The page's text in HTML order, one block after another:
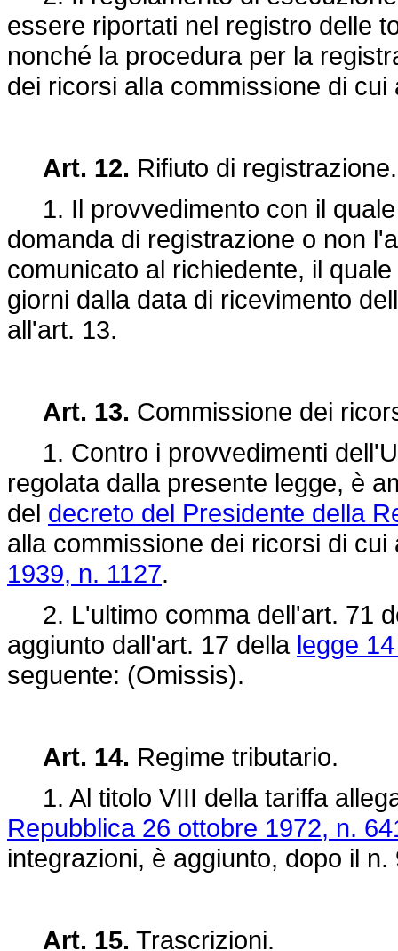
essere riportati nel registro delle
nonché la procedura per la
dei ricorsi alla commissione di cui
Art. 12. Rifiuto di registrazione.
1. Il provvedimento con il
domanda di registrazione o non
comunicato al richiedente, il
giorni dalla data di ricevimento
all'art. 13.
Art. 13. Commissione dei
1. Contro i provvedimenti
regolata dalla presente legge, è
del decreto del Presidente della
alla commissione dei ricorsi di
1939, n. 1127.
2. L'ultimo comma dell'art. 71
aggiunto dall'art. 17 della legge
seguente: (Omissis).
Art. 14. Regime tributario.
1. Al titolo VIII della tariffa
Repubblica 26 ottobre 1972, n.
integrazioni, è aggiunto, dopo il
Art. 15. Trascrizioni.